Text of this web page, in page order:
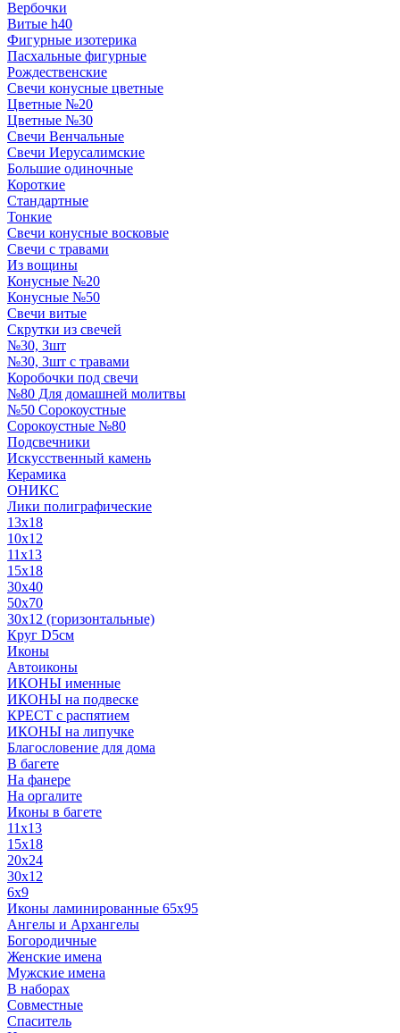
Вербочки
Витые h40
Фигурные изотерика
Пасхальные фигурные
Рождественские
Свечи конусные цветные
Цветные №20
Цветные №30
Свечи Венчальные
Свечи Иерусалимские
Большие одиночные
Короткие
Стандартные
Тонкие
Свечи конусные восковые
Свечи с травами
Из вощины
Конусные №20
Конусные №50
Свечи витые
Скрутки из свечей
№30, 3шт
№30, 3шт с травами
Коробочки под свечи
№80 Для домашней молитвы
№50 Сорокоустные
Сорокоустные №80
Подсвечники
Искусственный камень
Керамика
ОНИКС
Лики полиграфические
13x18
10x12
11х13
15х18
30x40
50x70
30x12 (горизонтальные)
Круг D5см
Иконы
Автоиконы
ИКОНЫ именные
ИКОНЫ на подвеске
КРЕСТ с распятием
ИКОНЫ на липучке
Благословение для дома
В багете
На фанере
На оргалите
Иконы в багете
11x13
15x18
20x24
30х12
6x9
Иконы ламинированные 65x95
Ангелы и Архангелы
Богородичные
Женские имена
Мужские имена
В наборах
Совместные
Спаситель